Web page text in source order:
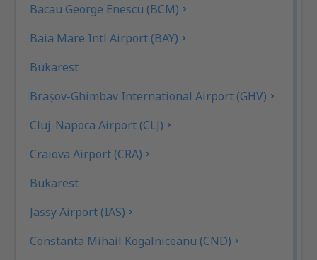
Bacau George Enescu (BCM)
Baia Mare Intl Airport (BAY)
Bukarest
Brașov-Ghimbav International Airport (GHV)
Cluj-Napoca Airport (CLJ)
Craiova Airport (CRA)
Bukarest
Jassy Airport (IAS)
Constanta Mihail Kogalniceanu (CND)